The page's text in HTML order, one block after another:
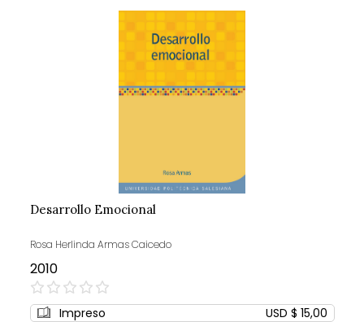
Desarrollo Emocional
Rosa Herlinda Armas Caicedo
2010
0%
Impreso USD $ 15,00